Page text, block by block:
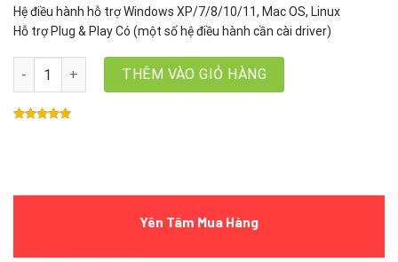
Hệ điều hành hỗ trợ Windows XP/7/8/10/11, Mac OS, Linux
Hỗ trợ Plug & Play Có (một số hệ điều hành cần cài driver)
Cáp chuyển đổi USB to COM RS232 9 chân Âm Unitek Y-105D,
THÊM VÀO GIỎ HÀNG
Yên Tâm Mua Hàng